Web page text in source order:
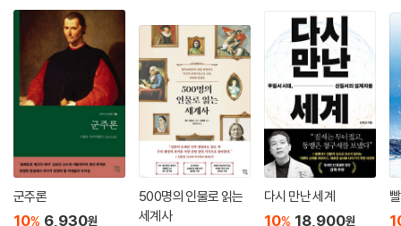
… 톨스토이와 같은 “예외”들을 제하면 러시아의 주류 문학은 “제국”과
“전쟁” 없이는 그 구성이 불가능할 정도입니다.
--- p.108~109
우크라이나인과 러시아인들은 종종 서로를 “형제 민족”이라고 지칭합니
다. 우크라이나인들의 약 80퍼센트가 러시아어 구사자들인데, 이들 대부
분은 원어민과 구분이 불가능할 정도로 원어민급으로 러시아어를 구사합
니다. … 우크라이나와 러시아를 “친척 민족”이라고 말해도 크게 틀리지
않을 것입니다. 한데 친척 사이의 폭력이 본래 “남” 사이에서 벌어지는 폭
력 이상으로 무서운 것처럼, 스스로를 “본가”라고 생각하고 우크라이나를
다원 패권 체제와 윤석열 정부의 실패
이런 관점에서 볼 때, 이 전쟁에서 정말 중요한 것은 침략 그 자체가 아니라
침략을 계기로 분명해진 세계의 변화다. 중국, 인도, 튀르키예, 사우디아라
비아, 브라질 등 세계의 각 지역 강국이 러시아 제재에 불참하며 미국의 리
더십에 불복했다. 제재를 가한 나라들의 인구는 세계 총인구의 14퍼센트
에 불과하다. 즉, 미국이라는 초강대국이 군림하던 일극 패권 체제가 여러
지역 강국이 세력 균형을 이루며 견제하는 다원 패권 체제로 이행하고 있
으며, 러시아·우크라이나 전쟁은 이 같은 세계 재분할의 첫 단추가 될 수 있
군주론
10% 6,930원
500명의 인물로 읽는
세계사
다시 만난 세계
10% 18,900원